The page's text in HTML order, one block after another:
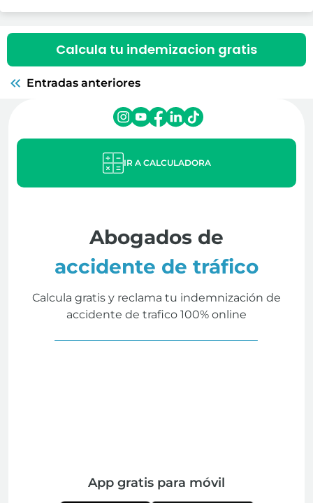
Calcula tu indemizacion gratis
Entradas anteriores
IR A CALCULADORA
Abogados de
accidente de tráfico
Calcula gratis y reclama tu indemnización de
accidente de trafico 100% online
App gratis para móvil